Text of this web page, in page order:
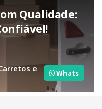
Qualidade:
e
Whats